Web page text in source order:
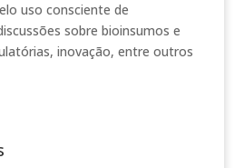
uso consciente de
sobre bioinsumos e
inovação, entre outros